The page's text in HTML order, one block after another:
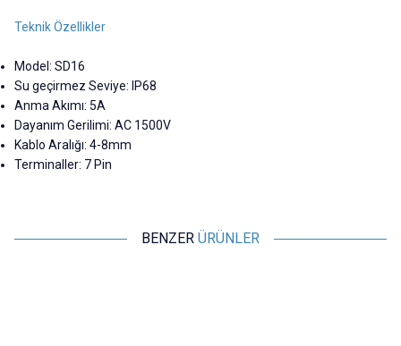
Teknik Özellikler
Model: SD16
Su geçirmez Seviye: IP68
Anma Akımı: 5A
Dayanım Gerilimi: AC 1500V
Kablo Aralığı: 4-8mm
Terminaller: 7 Pin
BENZER ÜRÜNLER